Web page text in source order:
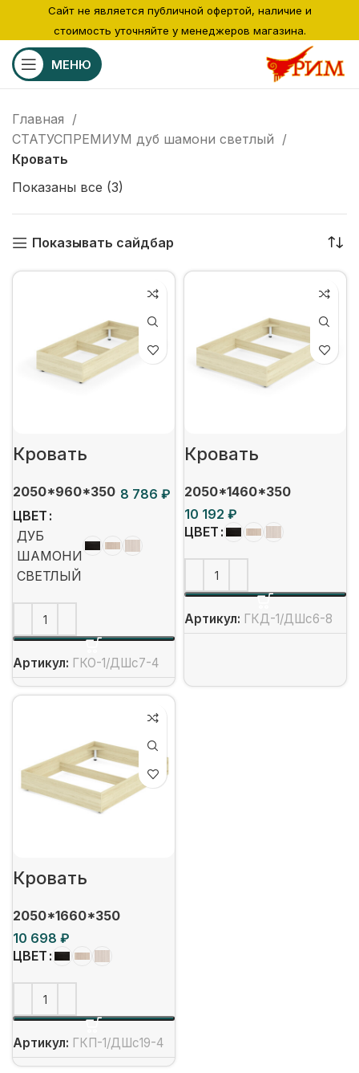
МЕНЮ
Главная
СТАТУСПРЕМИУМ дуб шамони светлый
Кровать
Показаны все (3)
Показывать сайдбар
Кровать
2050*960*350
₽
ЦВЕТ
ДУБ
ШАМОНИ
СВЕТЛЫЙ
Артикул: ГКО-1/ДШс7-4
Кровать
2050*1460*350
₽
ЦВЕТ
Артикул: ГКД-1/ДШс6-8
Кровать
2050*1660*350
₽
ЦВЕТ
Артикул: ГКП-1/ДШс19-4
Сайт не является публичной офертой, наличие и
стоимость уточняйте у менеджеров магазина.